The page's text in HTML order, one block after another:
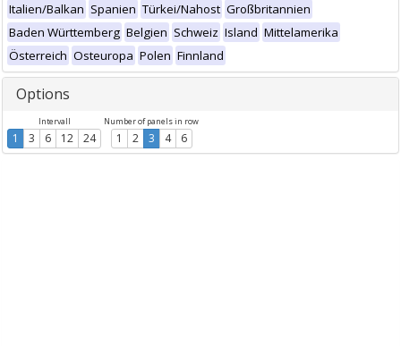
Italien/Balkan Spanien Türkei/Nahost Großbritannien
Baden Württemberg Belgien Schweiz Island Mittelamerika
Österreich Osteuropa Polen Finnland
Options
Intervall
1 3 6 12 24
Number of panels in row
1 2 3 4 6